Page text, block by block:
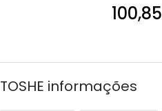
TOSHE informações